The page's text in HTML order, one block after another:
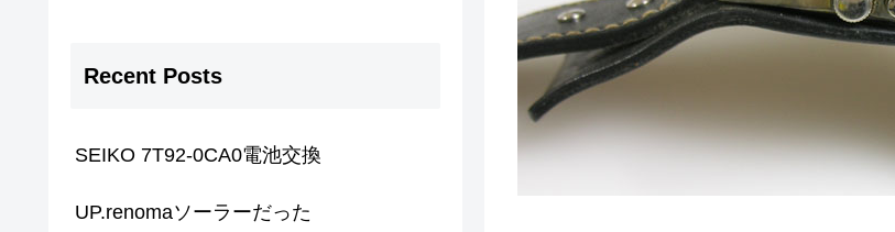
Recent Posts
SEIKO 7T92-0CA0電池交換
UP.renomaソーラーだった